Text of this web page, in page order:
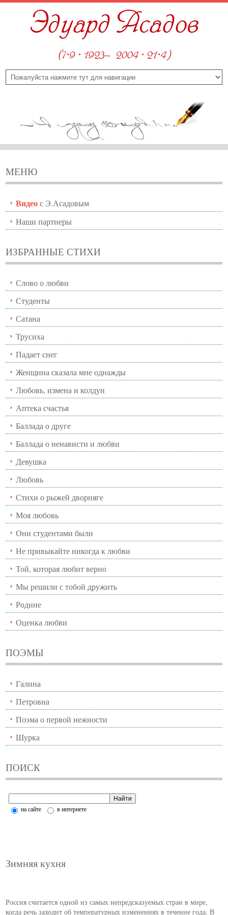
Эдуард Асадов
(7·9 · 1923—2004 · 21·4)
МЕНЮ
Видеос Э.Асадовым
Наши партнеры
ИЗБРАННЫЕ СТИХИ
Слово о любви
Студенты
Сатана
Трусиха
Падает снег
Женщина сказала мне однажды
Любовь, измена и колдун
Аптека счастья
Баллада о друге
Баллада о ненависти и любви
Девушка
Любовь
Стихи о рыжей дворняге
Моя любовь
Они студентами были
Не привыкайте никогда к любви
Той, которая любит верно
Мы решили с тобой дружить
Родине
Оценка любви
ПОЭМЫ
Галина
Петровна
Поэма о первой нежности
Шурка
ПОИСК
на сайте в интернете
Зимняя кухня
Россия считается одной из самых непредсказуемых стран в мире,
когда речь заходит об температурных изменениях в течение года. В